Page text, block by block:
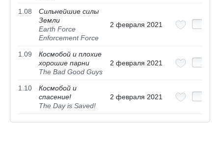
1.08
Сильнейшие силы
Земли
Earth Force
Enforcement Force
2 февраля 2021
1.09
Космобой и плохие
хорошие парни
The Bad Good Guys
2 февраля 2021
1.10
Космобой и
спасение!
The Day is Saved!
2 февраля 2021